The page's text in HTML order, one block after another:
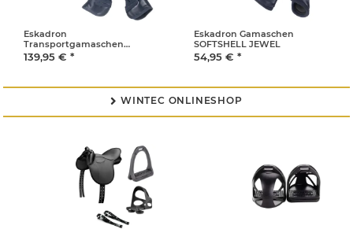
Eskadron
Transportgamaschen
SOFTSHELL JEWEL
139,95 € *
Eskadron Gamaschen
SOFTSHELL JEWEL
54,95 € *
 WINTEC ONLINESHOP